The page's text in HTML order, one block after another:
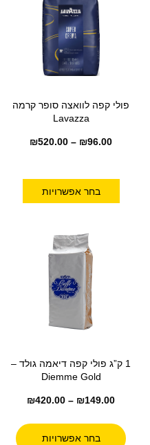
פולי קפה לוואצה סופר קרמה
Lavazza
₪96.00
–
₪520.00
בחר אפשרויות
1 ק”ג פולי קפה דיאמה גולד –
Diemme Gold
₪149.00
–
₪420.00
בחר אפשרויות